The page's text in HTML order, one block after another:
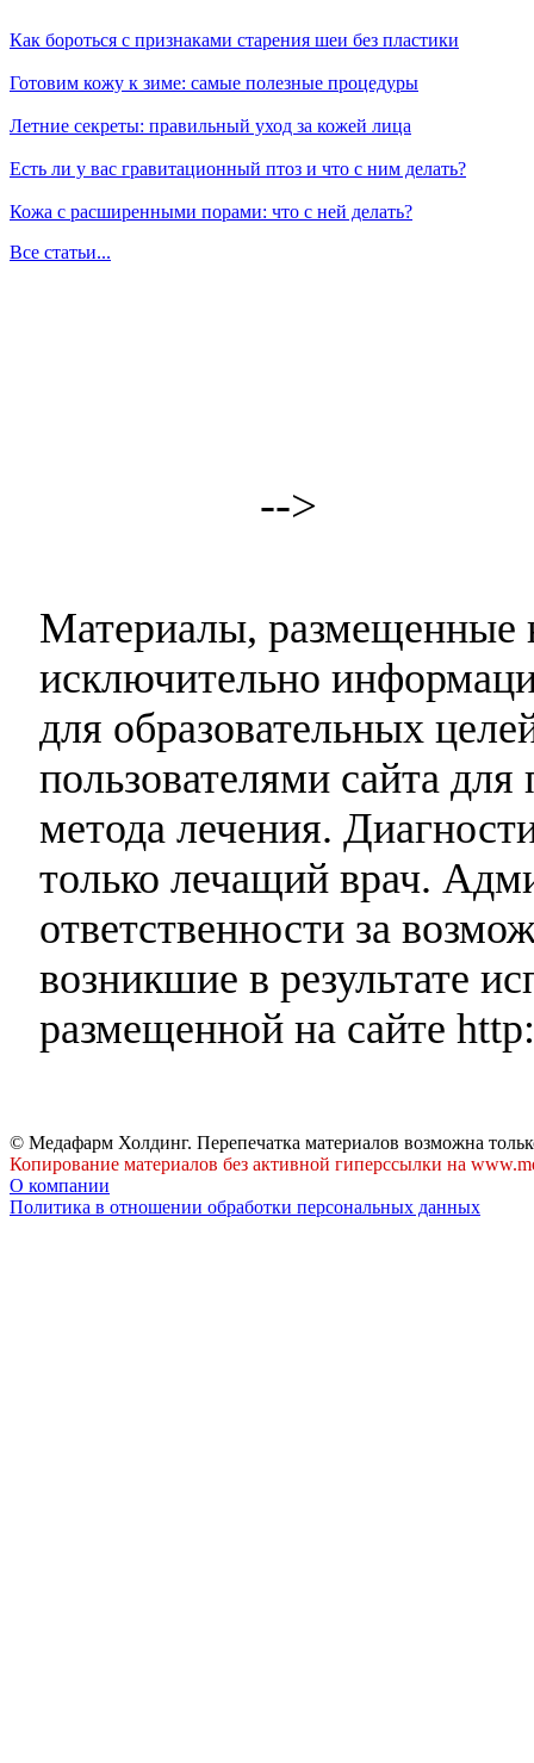
Как бороться с признаками старения шеи без пластики
Готовим кожу к зиме: самые полезные процедуры
Летние секреты: правильный уход за кожей лица
Есть ли у вас гравитационный птоз и что с ним делать?
Кожа с расширенными порами: что с ней делать?
Все статьи...
-->
Материалы, размещенные
исключительно
для образовательных
пользователями сайта
метода лечения.
только лечащий врач.
ответственности за
возникшие в результате
размещенной на сайте
© Медафарм Холдинг. Перепечатка материалов возможна
Копирование материалов без активной гиперссылки на
О компании
Политика в отношении обработки персональных данных